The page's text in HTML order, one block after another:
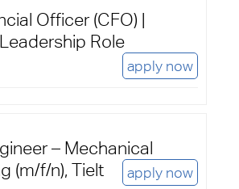
Officer (CFO) |
Role
apply now
– Mechanical
(m/f/n), Tielt
apply now